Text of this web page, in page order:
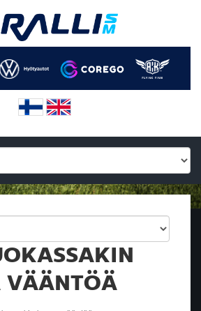
VÄÄNTÖÄ